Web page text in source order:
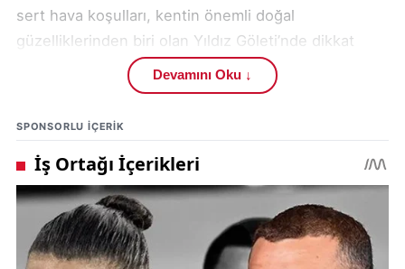
sert hava koşulları, kentin önemli doğal
güzelliklerinden biri olan Yıldız Göleti’nde dikkat
çekici bir tablo ortaya çıkardı.
bulunan ve 2 bin 552 metre rakımlı Yıldız Dağı’nın
güney yamacında yer alan Yıldız Göleti, dondurucu
soğukların etkisiyle tamamen buz tuttu. Günlerdir
devam eden düşük sıcaklıklar nedeniyle göletin
yüzeyi baştan sona kalın bir buz tabakasıyla
kaplanırken, ortaya çıkan manzara doğaseverlerin
Devamını Oku ↓
SPONSORLU IÇERIK